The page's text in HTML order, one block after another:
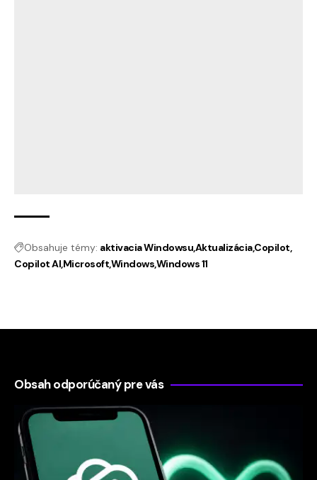
Obsahuje témy: aktivacia WindowsuAktualizáciaCopilot
Copilot AIMicrosoftWindowsWindows 11
Obsah odporúčaný pre vás